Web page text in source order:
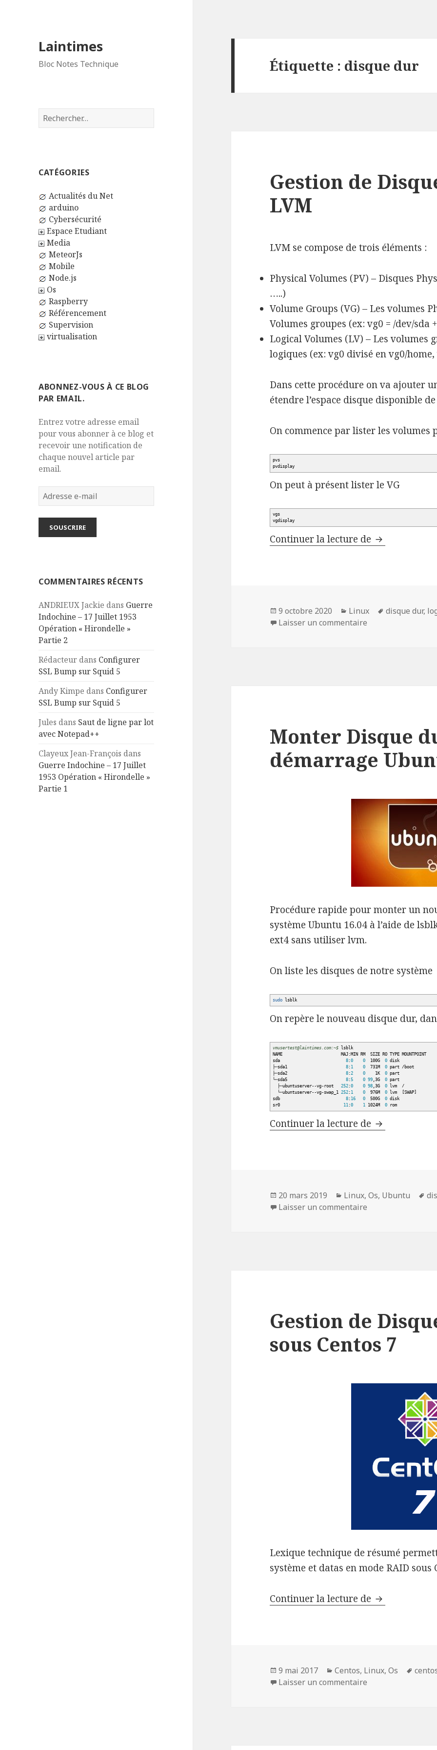
Laintimes
Bloc Notes Technique
Rechercher :
CATÉGORIES
Actualités du Net
arduino
Cybersécurité
Espace Etudiant
Media
MeteorJs
Mobile
Node.js
Os
Raspberry
Référencement
Supervision
virtualisation
ABONNEZ-VOUS À CE BLOG
PAR EMAIL.
Entrez votre adresse email
pour vous abonner à ce blog et
recevoir une notification de
chaque nouvel article par
email.
Adresse
e-
mail
SOUSCRIRE
COMMENTAIRES RÉCENTS
ANDRIEUX Jackie dans Guerre
Indochine – 17 Juillet 1953
Opération « Hirondelle »
Partie 2
Rédacteur dans Configurer
SSL Bump sur Squid 5
Andy Kimpe dans Configurer
SSL Bump sur Squid 5
Jules dans Saut de ligne par lot
avec Notepad++
Clayeux Jean-François dans
Guerre Indochine – 17 Juillet
1953 Opération « Hirondelle »
Partie 1
Étiquette : disque dur
Gestion de
LVM
LVM se compose de trois éléments :
Physical Volumes (PV) – Disques
…..)
Volume Groups (VG) – Les volumes
Volumes groupes (ex: vg0 = /dev/sda
Logical Volumes (LV) – Les volumes
logiques (ex: vg0 divisé en vg0/
Dans cette procédure on va ajouter
étendre l’espace disque disponible
On commence par lister les volumes
pvs
pvdisplay
On peut à présent lister le VG
vgs
vgdisplay
Continuer la lecture de Gestion de
Publié
le
9 octobre 2020 Catégories
Linux
Mots-
disque dur,
Laisser un commentaire
Monter Disque
démarrage
Procédure rapide pour monter un
système Ubuntu 16.04 à l’aide de
ext4 sans utiliser lvm.
On liste les disques de notre système
sudo lsblk
On repère le nouveau disque dur,
vmusertest@laintimes.com:~$
lsblk
NAME MAJ:MIN RM SIZE RO TYPE MOUNTPOINT
sda8 :0 0 100G0 disk
├─sda18 : 1 0 731M0 part/boot
├─sda28 :2 0 1K0 part
└─sda58 :5 0 99 ,3G0 part
├─ubuntuserver--vg-root252 :0 0 98 ,3G0 lvm/
└─ubuntuserver--vg-swap_1252 : 1 0 976M0 lvm [SWAP]
sdb8 : 16 0 500G0 disk
sr0 11 :0 1 1024M0 rom
Continuer la lecture de Monter
Publié
le
20 mars 2019 Catégories
Linux,Os, Ubuntu
Laisser un commentaire
Gestion de
sous Centos 7
Lexique technique de résumé
système et datas en mode RAID sous
Continuer la lecture de Gestion de
Publié
le
9 mai 2017 Catégories
Centos, Linux,Os
Mots-
Laisser un commentaire